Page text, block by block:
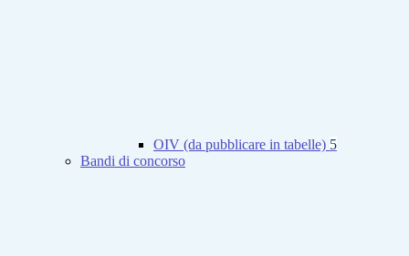
OIV (da pubblicare in tabelle) 5
Bandi di concorso